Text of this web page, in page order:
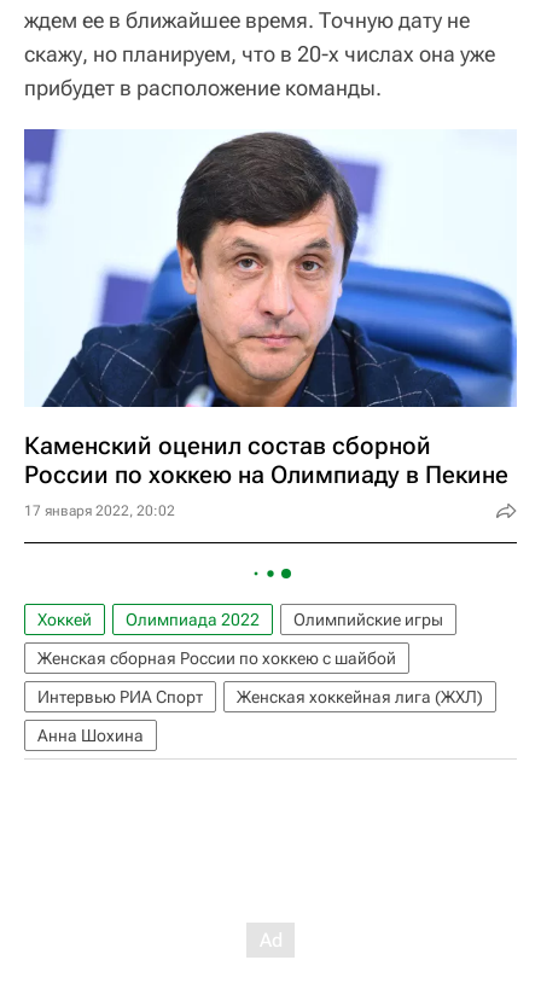
ждем ее в ближайшее время. Точную дату не
скажу, но планируем, что в 20-х числах она уже
прибудет в расположение команды.
Каменский оценил состав сборной
России по хоккею на Олимпиаду в Пекине
17 января 2022, 20:02
Хоккей Олимпиада 2022
Олимпийские игры
Женская сборная России по хоккею с шайбой
Интервью РИА Спорт
Женская хоккейная лига (ЖХЛ)
Анна Шохина